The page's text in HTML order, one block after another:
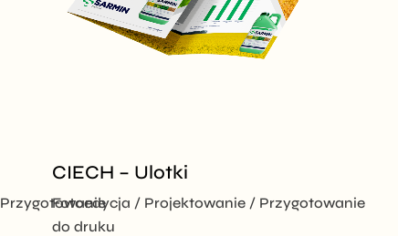
Przygotowanie
CIECH – Ulotki
Fotoedycja Projektowanie
Przygotowanie
do druku